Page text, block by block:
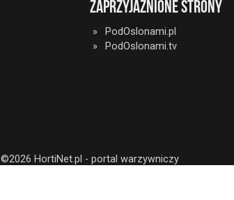
Zaprzyjaźnione strony
PodOslonami.pl
PodOslonami.tv
©2026 HortiNet.pl - portal warzywniczy